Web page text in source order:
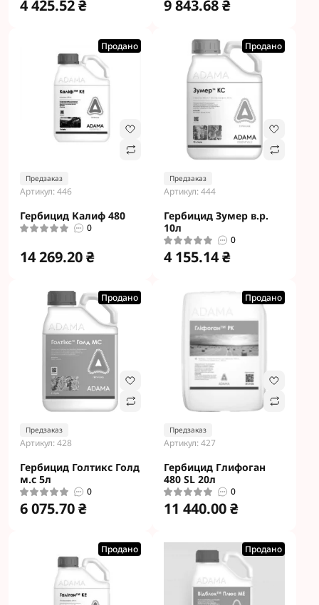
4 425.52 ₴ 9 843.68 ₴
Продано
Предзаказ
Артикул: 446
Гербицид Калиф 480
0
14 269.20 ₴
Продано
Предзаказ
Артикул: 444
Гербицид Зумер в.р.
10л
0
4 155.14 ₴
Продано
Предзаказ
Артикул: 428
Гербицид Голтикс Голд
м.с 5л
0
6 075.70 ₴
Продано
Предзаказ
Артикул: 427
Гербицид Глифоган
480 SL 20л
0
11 440.00 ₴
Продано Продано